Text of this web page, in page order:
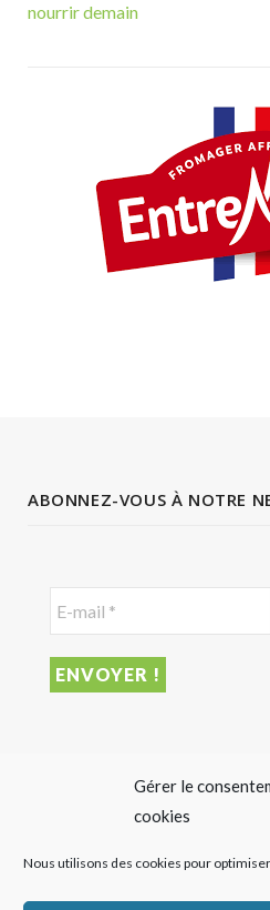
Gérer le
cookies
Nous utilisons des cookies pour
nourrir demain
ABONNEZ-VOUS À NOTRE
DERNIER ARTICLE
Sigalas Rabaud et Moderato